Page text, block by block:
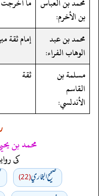
بن الأخرم:
محمد بن عبد
الوهاب الفراء:
إمام ثقة
مسلمة بن
القاسم
الأندلسي:
ثقة
محمد بن
کی
صحيح البخاري(22)